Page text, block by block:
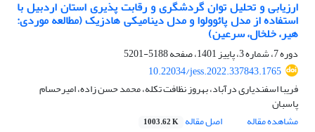
ارزیابی و تحلیل توان گردشگری و رقابت پذیری استان اردبیل با
استفاده از مدل پائوولوا و مدل دینامیکی هادزیک (مطالعه موردی:
هیر، خلخال، سرعین)
دوره 7، شماره 3، پاییز 1401، صفحه
5188-5201
10.22034/jess.2022.337843.1765
فریبا اسفندیاری درآباد، بهروز نظافت تکله، محمد حسن زاده، امیرحسام
پاسبان
مشاهده مقاله
اصل مقاله 1003.62 K